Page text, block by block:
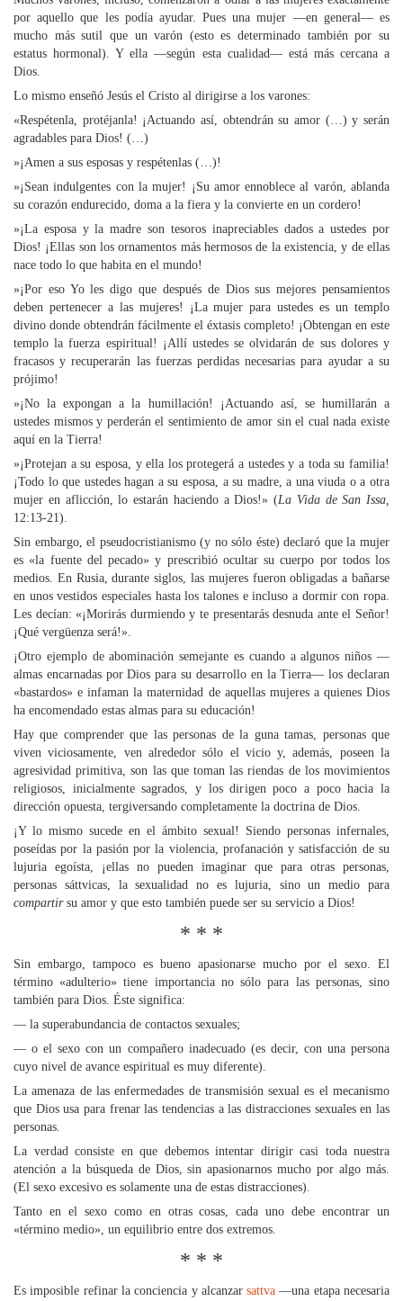
por aquello que les podía ayudar. Pues una mujer —en general— es
mucho más sutil que un varón (esto es determinado también por su
estatus hormonal). Y ella —según esta cualidad— está más cercana a
Dios.
Lo mismo enseñó Jesús el Cristo al dirigirse a los varones:
«Respétenla, protéjanla! ¡Actuando así, obtendrán su amor (…) y serán
agradables para Dios! (…)
»¡Amen a sus esposas y respétenlas (…)!
»¡Sean indulgentes con la mujer! ¡Su amor ennoblece al varón, ablanda
su corazón endurecido, doma a la fiera y la convierte en un cordero!
»¡La esposa y la madre son tesoros inapreciables dados a ustedes por
Dios! ¡Ellas son los ornamentos más hermosos de la existencia, y de ellas
nace todo lo que habita en el mundo!
»¡Por eso Yo les digo que después de Dios sus mejores pensamientos
deben pertenecer a las mujeres! ¡La mujer para ustedes es un templo
divino donde obtendrán fácilmente el éxtasis completo! ¡Obtengan en este
templo la fuerza espiritual! ¡Allí ustedes se olvidarán de sus dolores y
fracasos y recuperarán las fuerzas perdidas necesarias para ayudar a su
prójimo!
»¡No la expongan a la humillación! ¡Actuando así, se humillarán a
ustedes mismos y perderán el sentimiento de amor sin el cual nada existe
aquí en la Tierra!
»¡Protejan a su esposa, y ella los protegerá a ustedes y a toda su familia!
¡Todo lo que ustedes hagan a su esposa, a su madre, a una viuda o a otra
mujer en aflicción, lo estarán haciendo a Dios!» (La Vida de San Issa,
12:13-21).
Sin embargo, el pseudocristianismo (y no sólo éste) declaró que la mujer
es «la fuente del pecado» y prescribió ocultar su cuerpo por todos los
medios. En Rusia, durante siglos, las mujeres fueron obligadas a bañarse
en unos vestidos especiales hasta los talones e incluso a dormir con ropa.
Les decían: «¡Morirás durmiendo y te presentarás desnuda ante el Señor!
¡Qué vergüenza será!».
¡Otro ejemplo de abominación semejante es cuando a algunos niños —
almas encarnadas por Dios para su desarrollo en la Tierra— los declaran
«bastardos» e infaman la maternidad de aquellas mujeres a quienes Dios
ha encomendado estas almas para su educación!
Hay que comprender que las personas de la guna tamas, personas que
viven viciosamente, ven alrededor sólo el vicio y, además, poseen la
agresividad primitiva, son las que toman las riendas de los movimientos
religiosos, inicialmente sagrados, y los dirigen poco a poco hacia la
dirección opuesta, tergiversando completamente la doctrina de Dios.
¡Y lo mismo sucede en el ámbito sexual! Siendo personas infernales,
poseídas por la pasión por la violencia, profanación y satisfacción de su
lujuria egoísta, ¡ellas no pueden imaginar que para otras personas,
personas sáttvicas, la sexualidad no es lujuria, sino un medio para
compartirsu amor y que esto también puede ser su servicio a Dios!
* * *
Sin embargo, tampoco es bueno apasionarse mucho por el sexo. El
término «adulterio» tiene importancia no sólo para las personas, sino
también para Dios. Éste significa:
— la superabundancia de contactos sexuales;
— o el sexo con un compañero inadecuado (es decir, con una persona
cuyo nivel de avance espiritual es muy diferente).
La amenaza de las enfermedades de transmisión sexual es el mecanismo
que Dios usa para frenar las tendencias a las distracciones sexuales en las
personas.
La verdad consiste en que debemos intentar dirigir casi toda nuestra
atención a la búsqueda de Dios, sin apasionarnos mucho por algo más.
(El sexo excesivo es solamente una de estas distracciones).
Tanto en el sexo como en otras cosas, cada uno debe encontrar un
«término medio», un equilibrio entre dos extremos.
* * *
Es imposible refinar la conciencia y alcanzarsattva —una etapa necesaria